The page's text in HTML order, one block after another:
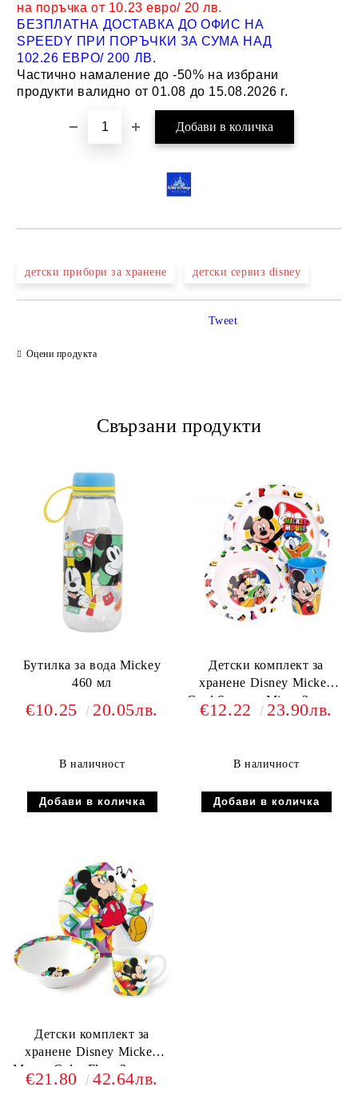
на поръчка от 10.23 евро/ 20 лв.
БЕЗПЛАТНА ДОСТАВКА ДО ОФИС НА
SPEEDY ПРИ ПОРЪЧКИ ЗА СУМА НАД
102.26 ЕВРО/ 200 ЛВ.
Частично намаление до -50% на избрани
продукти валидно от 01.08 до 15.08.2026 г.
детски прибори за хранене детски сервиз disney
Оцени продукта
Tweet
Свързани продукти
Бутилка за вода Mickey
460 мл
€10.25 20.05лв.
В наличност
Детски комплект за
хранене Disney Mickey
Cool Summer Micro 3 части
€12.22 23.90лв.
В наличност
Детски комплект за
хранене Disney Mickey
Mouse Color Flow 3 части -
порцелан
€21.80 42.64лв.